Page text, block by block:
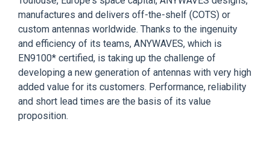
manufactures and delivers off-the-shelf (COTS) or
custom antennas worldwide. Thanks to the ingenuity
and efficiency of its teams, ANYWAVES, which is
EN9100* certified, is taking up the challenge of
developing a new generation of antennas with very high
added value for its customers. Performance, reliability
and short lead times are the basis of its value
proposition.